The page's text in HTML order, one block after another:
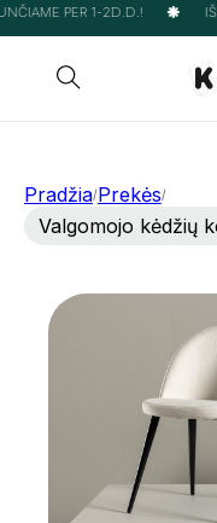
PER 1-2D.D.!
Pradžia/Prekės/
Valgomojo kėdžių